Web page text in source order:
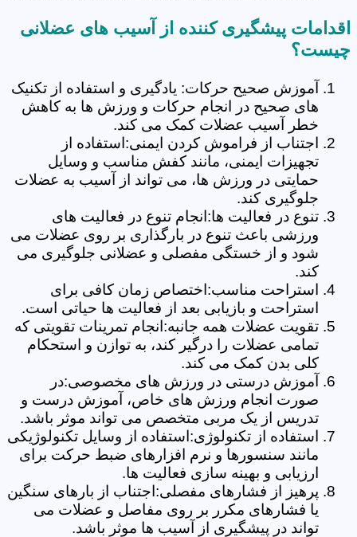
اقدامات پیشگیری کننده از آسیب های عضلانی
چیست؟
آموزش صحیح حرکات: یادگیری و استفاده از تکنیک
های صحیح در انجام حرکات و ورزش ها به کاهش
خطر آسیب عضلات کمک می کند.
اجتناب از فراموش کردن ایمنی:استفاده از
تجهیزات ایمنی، مانند کفش مناسب و وسایل
حمایتی در ورزش ها، می تواند از آسیب به عضلات
جلوگیری کند.
تنوع در فعالیت ها:انجام تنوع در فعالیت های
ورزشی باعث تنوع در بارگذاری بر روی عضلات می
شود و از خستگی مفصلی و عضلانی جلوگیری می
کند.
استراحت مناسب:اختصاص زمان کافی برای
استراحت و بازیابی بعد از فعالیت ها حیاتی است.
تقویت عضلات همه جانبه:انجام تمرینات تقویتی که
تمامی عضلات را درگیر کند، به توازن و استحکام
کلی بدن کمک می کند.
آموزش درستی در ورزش های مخصوصی:در
صورت انجام ورزش های خاص، آموزش درست و
تدریس از یک مربی متخصص می تواند موثر باشد.
استفاده از تکنولوژی:استفاده از وسایل تکنولوژیکی
مانند سنسورها و نرم افزارهای ضبط حرکت برای
ارزیابی و بهینه سازی فعالیت ها.
پرهیز از فشارهای مفصلی:اجتناب از بارهای سنگین
یا فشارهای مکرر بر روی مفاصل و عضلات می
تواند در پیشگیری از آسیب ها موثر باشد.